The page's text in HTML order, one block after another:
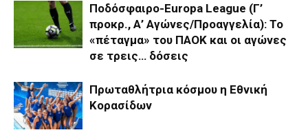
Ποδόσφαιρο-Europa League (Γ’
προκρ., Α’ Αγώνες/Προαγγελία): Το
«πέταγμα» του ΠΑΟΚ και οι αγώνες
σε τρεις… δόσεις
Πρωταθλήτρια κόσμου η Εθνική
Κορασίδων